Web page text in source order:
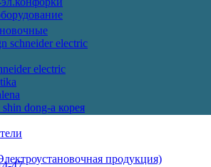
schneider electric
electric
shin dong-a корея
продукция)